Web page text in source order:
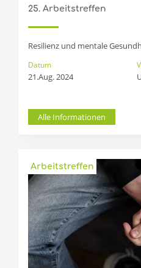
25. Arbeitstreffen
Resilienz und mentale
Alle Informationen
Datum
21.Aug. 2024
Arbeitstreffen